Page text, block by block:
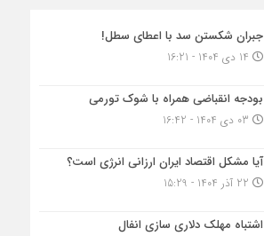
جبران شکستن سد با اعطای سطل!
بودجه انقباضی همراه با شوک تورمی
آیا مشکل اقتصاد ایران ارزانی انرژی است؟
اشتباه مهلک دلاری سازی انفال